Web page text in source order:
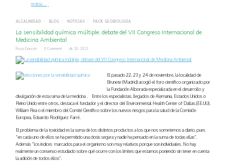
noticia…
ALCALINIDAD BLOG NOTICIAS PACK GEOBIOLOGÍA
La sensibilidad química múltiple, debate del VII Congreso Internacional de
Medicina Ambiental
Rosa Garzón 0 Comment dic 10, 2013
El pasado 22, 23 y 24 de noviembre, la localidad de
Brunete (Madrid) acogió el foro científico organizado por
la Fundación Alborada especializada en el desarrollo y
divulgación de esta rama de la medicina . Entre los especialistas, llegados de Alemania, Estados Unidos o
Reino Unido entre otros, destaca el fundador y el director del Environmental Health Center of Dallas.(EE.UU),
William Rea o el miembro del Comité Científico sobre los nuevos riesgos para la salud de la Comisión
Europea, Eduardo Rodríguez Farré.
El problema de la toxicidad es la suma de los distintos productos a los que nos sometemos a diario, pues
“en cada uno de ellos se ha permitido una dosis segura y nadie ha pensado en la suma de todas ellas”.
Además “los índices marcados para el organismo son muy relativos porque son individuales. No hay
realmente un consenso estudiado sobre qué ocurre con los límites que estamos poniendo sin tener en cuenta
la adición de todos ellos”.